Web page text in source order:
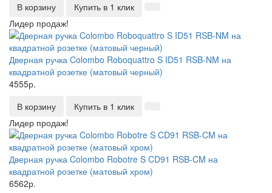
В корзину
Купить в 1 клик
Лидер продаж!
Дверная ручка Colombo Roboquattro S ID51 RSB-NM на
квадратной розетке (матовый черный)
4555р.
В корзину
Купить в 1 клик
Лидер продаж!
Дверная ручка Colombo Robotre S CD91 RSB-CM на
квадратной розетке (матовый хром)
6562р.